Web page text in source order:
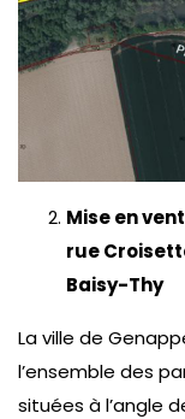
Mise en
rue
Baisy-Thy
La ville de
l’ensemble des
situées à l’angle